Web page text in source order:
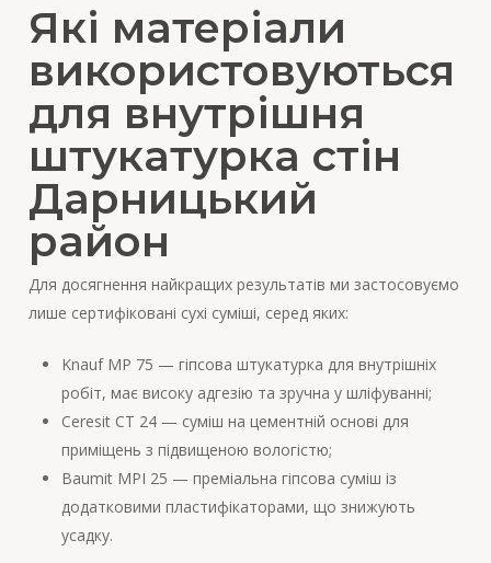
Які матеріали
використовуються
для внутрішня
штукатурка стін
Дарницький
район
Для досягнення найкращих результатів ми застосовуємо
лише сертифіковані сухі суміші, серед яких:
Knauf MP 75 — гіпсова штукатурка для внутрішніх
робіт, має високу адгезію та зручна у шліфуванні;
Ceresit CT 24 — суміш на цементній основі для
приміщень з підвищеною вологістю;
Baumit MPI 25 — преміальна гіпсова суміш із
додатковими пластифікаторами, що знижують
усадку.